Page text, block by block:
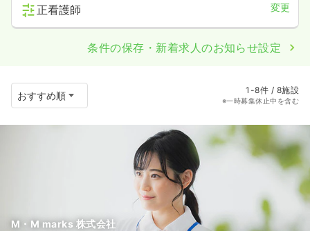
正看護師 変更
条件の保存・新着求人のお知らせ設定
1-8件 / 8施設
※一時募集休止中を含む
M・M marks 株式会社